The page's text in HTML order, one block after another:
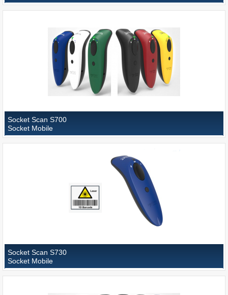
Socket Scan S700
Socket Mobile
Socket Scan S730
Socket Mobile